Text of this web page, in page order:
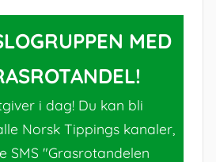
MED
i dag! Du kan bli
Norsk Tippings kanaler,
SMS "Grasrotandelen